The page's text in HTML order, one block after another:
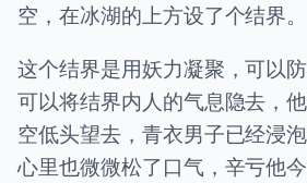
空，在冰湖的上方设了个结界。
这个结界是用妖力凝聚，可以
可以将结界内人的气息隐去，
空低头望去，青衣男子已经浸
心里也微微松了口气，辛亏他